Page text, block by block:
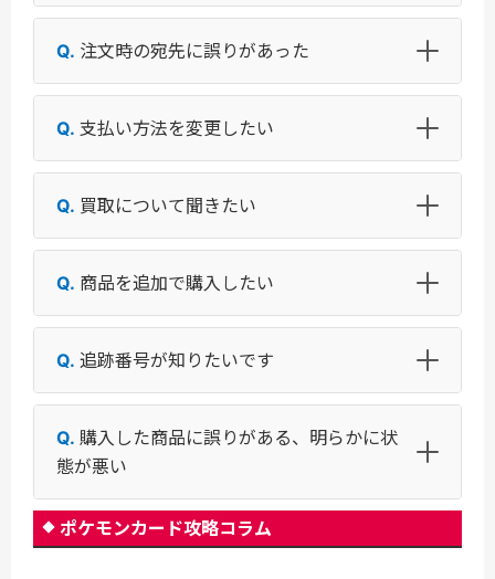
注文時の宛先に誤りがあった
支払い方法を変更したい
買取について聞きたい
商品を追加で購入したい
追跡番号が知りたいです
購入した商品に誤りがある、明らかに状
態が悪い
ポケモンカード攻略コラム